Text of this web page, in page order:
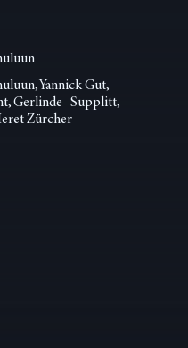
Yannick Gut,
Gerlinde Supplitt,
Zürcher